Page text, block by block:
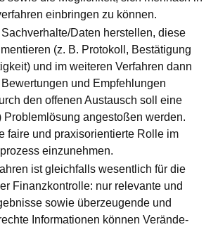
einbringen zu können.
Daten herstellen, diese
(z. B. Protokoll, Bestätigung
und im weiteren Verfahren dann
Bewertungen und Empfeh­lun­gen
den offenen Austausch soll eine
Problemlösung angestoßen werden.
faire und praxisorientierte Rolle im
einzunehmen.
ist gleichfalls wesentlich für die
Finanzkontrolle: nur relevante und
sowie überzeugende und
Informationen können Verän­de­